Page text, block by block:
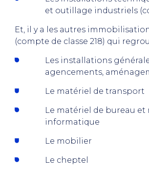
et outillage industriels
Et, il y a les autres
(compte de classe 218) qui
Les installations
agencements,
Le matériel de transport
Le matériel de bureau et
informatique
Le mobilier
Le cheptel